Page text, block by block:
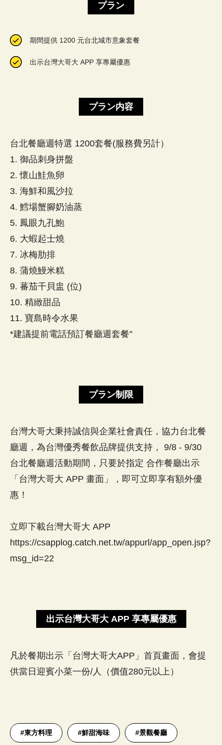
プラン
期間提供 1200 元台北城市意象套餐
出示台灣大哥大 APP 享專屬優惠
プラン内容
台北餐廳週特選 1200套餐(服務費另計）
1. 御品刺身拼盤
2. 懷山鮭魚卵
3. 海鮮和風沙拉
4. 鱈場蟹腳奶油蒸
5. 鳳眼九孔鮑
6. 大蝦起士燒
7. 冰梅肋排
8. 蒲燒鰻米糕
9. 蕃茄干貝盅 (位)
10. 精緻甜品
11. 寶島時令水果
*建議提前電話預訂餐廳週套餐"
プラン制限
台灣大哥大秉持誠信與企業社會責任，協力台北餐
廳週，為台灣優秀餐飲品牌提供支持， 9/8 - 9/30
台北餐廳週活動期間，只要於指定 合作餐廳出示
「台灣大哥大 APP 畫面」，即可立即享有額外優
惠！
立即下載台灣大哥大 APP
https://csapplog.catch.net.tw/appurl/app_open.jsp?
msg_id=22
出示台灣大哥大 APP 享專屬優惠
凡於餐期出示「台灣大哥大APP」首頁畫面，會提
供當日迎賓小菜一份/人（價值280元以上）
#東方料理 #鮮甜海味 #景觀餐廳